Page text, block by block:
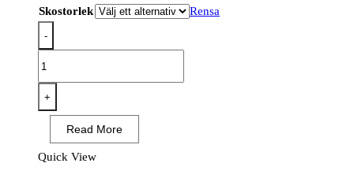
Skostorlek
Rensa
-
Girder
komposit
mellanstövel
S3S
+
Read More
Quick View